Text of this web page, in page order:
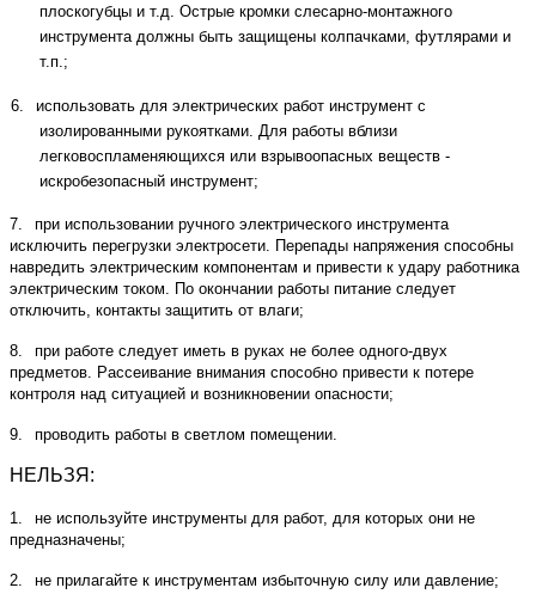
плоскогубцы и т.д. Острые кромки слесарно-монтажного
инструмента должны быть защищены колпачками, футлярами и
т.п.;
6.
использовать для электрических работ инструмент с
изолированными рукоятками. Для работы вблизи
легковоспламеняющихся или взрывоопасных веществ -
искробезопасный инструмент;
7.
при использовании ручного электрического инструмента
исключить перегрузки электросети. Перепады напряжения способны
навредить электрическим компонентам и привести к удару работника
электрическим током. По окончании работы питание следует
отключить, контакты защитить от влаги;
8.
при работе следует иметь в руках не более одного-двух
предметов. Рассеивание внимания способно привести к потере
контроля над ситуацией и возникновении опасности;
9. проводить работы в светлом помещении.
НЕЛЬЗЯ:
1.
не используйте инструменты для работ, для которых они не
предназначены;
2. не прилагайте к инструментам избыточную силу или давление;